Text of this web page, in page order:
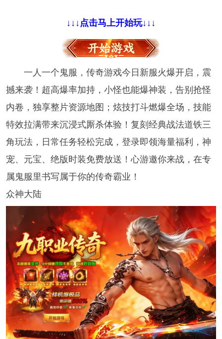
↓↓↓点击马上开始玩↓↓↓
一人一个鬼服，传奇游戏今日新服火爆开启，震
撼来袭！超高爆率加持，小怪也能爆神装，告别抢怪
内卷，独享整片资源地图；炫技打斗燃爆全场，技能
特效拉满带来沉浸式厮杀体验！复刻经典战法道铁三
角玩法，日常任务轻松完成，登录即领海量福利，神
宠、元宝、绝版时装免费放送！心游邀你来战，在专
属鬼服里书写属于你的传奇霸业！
众神大陆